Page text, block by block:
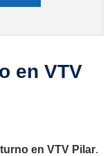
en VTV
en VTV Pilar.